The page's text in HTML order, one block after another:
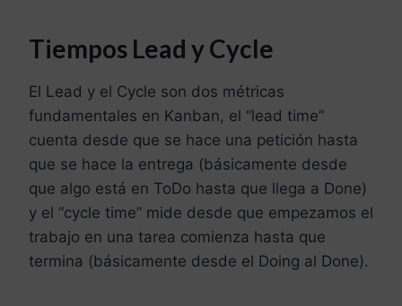
Tiempos Lead y Cycle
El Lead y el Cycle son dos métricas
fundamentales en Kanban, el “lead time”
cuenta desde que se hace una petición hasta
que se hace la entrega (básicamente desde
que algo está en ToDo hasta que llega a Done)
y el “cycle time” mide desde que empezamos el
trabajo en una tarea comienza hasta que
termina (básicamente desde el Doing al Done).